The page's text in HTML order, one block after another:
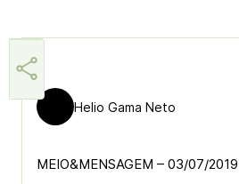
Helio Gama Neto
MEIO&MENSAGEM – 03/07/2019